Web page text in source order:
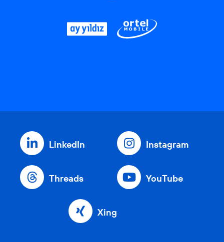
LinkedIn Instagram
Threads YouTube
Xing